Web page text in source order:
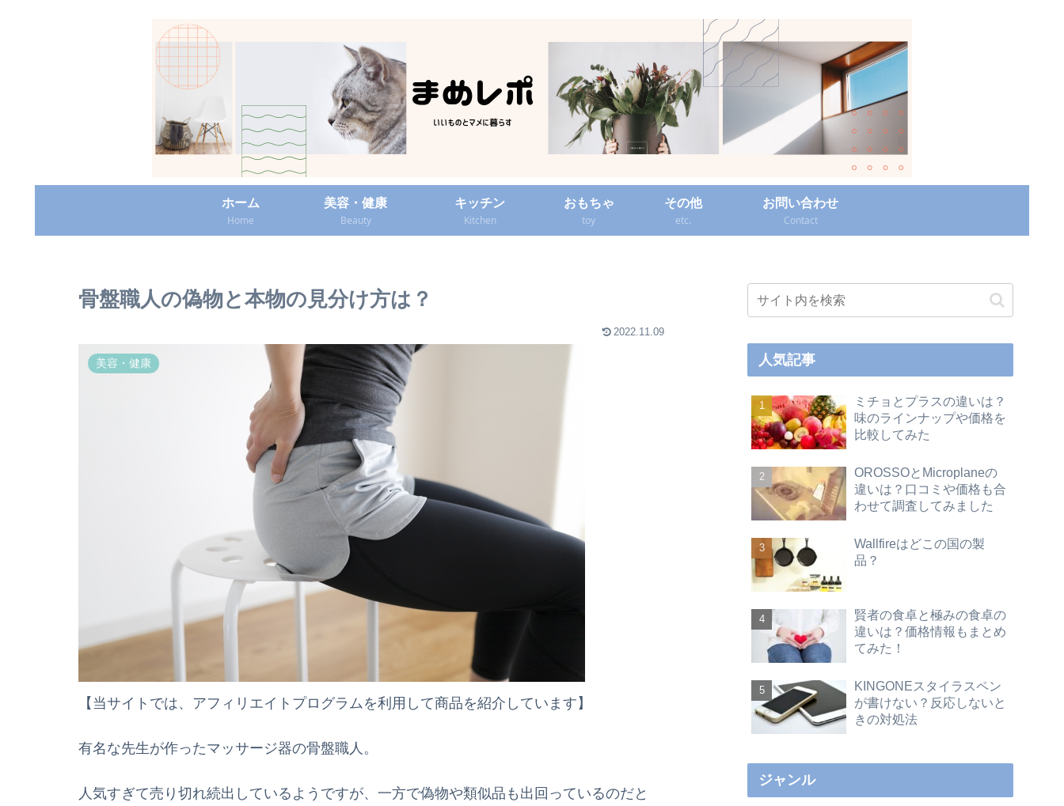
ホーム
Home
美容・健康
Beauty
キッチン
Kitchen
おもちゃ
toy
その他
etc.
お問い合わせ
Contact‎
骨盤職人の偽物と本物の見分け方は？
2022.11.09
美容・健康
【当サイトでは、アフィリエイトプログラムを利用して商品を紹介しています】
有名な先生が作ったマッサージ器の骨盤職人。
人気すぎて売り切れ続出しているようですが、一方で偽物や類似品も出回っているのだと
人気記事
ミチョとプラスの違いは？
味のラインナップや価格を
比較してみた
OROSSOとMicroplaneの
違いは？口コミや価格も合
わせて調査してみました
Wallfireはどこの国の製
品？
賢者の食卓と極みの食卓の
違いは？価格情報もまとめ
てみた！
KINGONEスタイラスペン
が書けない？反応しないと
きの対処法
ジャンル